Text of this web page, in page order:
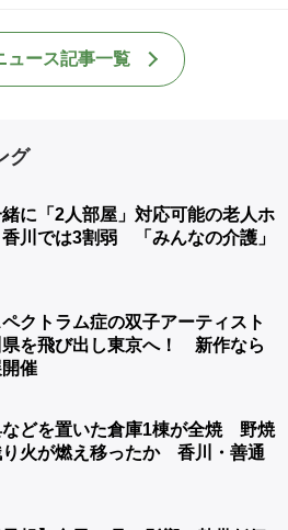
ュース記事一覧
グ
に「2人部屋」対応可能の老人ホ
川では3割弱 「みんなの介護」
クトラム症の双子アーティスト
県を飛び出し東京へ！ 新作なら
催
などを置いた倉庫1棟が全焼 野焼
り火が燃え移ったか 香川・善通